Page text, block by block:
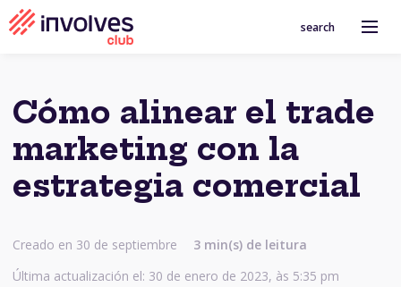
search
Cómo alinear el trade
marketing con la
estrategia comercial
Creado en 30 de septiembre 3 min(s) de leitura
Última actualización el: 30 de enero de 2023, às 5:35 pm